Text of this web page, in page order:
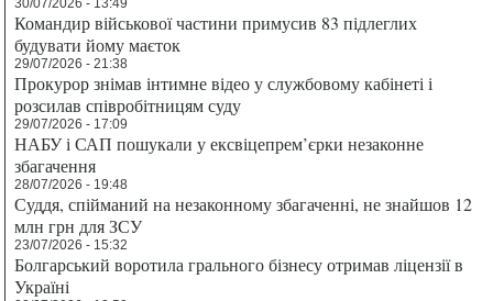
30/07/2026 - 13:49
Командир військової частини примусив 83 підлеглих
будувати йому маєток
29/07/2026 - 21:38
Прокурор знімав інтимне відео у службовому кабінеті і
розсилав співробітницям суду
29/07/2026 - 17:09
НАБУ і САП пошукали у ексвіцепрем’єрки незаконне
збагачення
28/07/2026 - 19:48
Суддя, спійманий на незаконному збагаченні, не знайшов 12
млн грн для ЗСУ
23/07/2026 - 15:32
Болгарський воротила грального бізнесу отримав ліцензії в
Україні